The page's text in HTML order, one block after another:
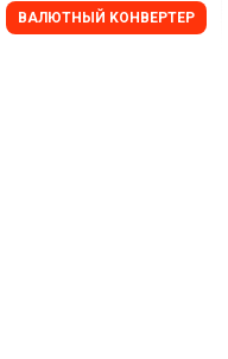
BАЛЮТНЫЙ KОНВЕРТЕР